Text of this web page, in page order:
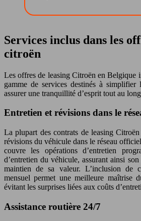
Services inclus dans les
citroën
Les offres de leasing Citroën en Belgique
gamme de services destinés à
assurer une tranquillité d’esprit tout au
Entretien et révisions dans le
La plupart des contrats de leasing
révisions du véhicule dans le réseau
couvre les opérations d’entretien
d’entretien du véhicule, assurant ainsi
maintien de sa valeur. L’inclusion de
mensuel permet une meilleure maîtrise
évitant les surprises liées aux coûts
Assistance routière 24/7